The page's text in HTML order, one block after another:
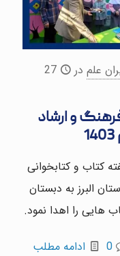
علم در
27
و ارشاد
با هفته کتاب و کتابخوانی
البرز به دبستان
هایی را اهدا نمود.
0 ادامه مطلب